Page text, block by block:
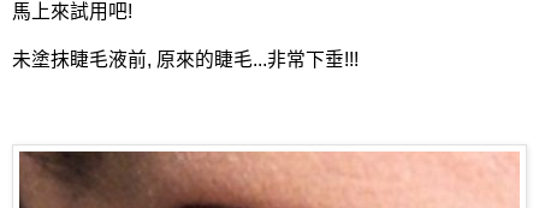
馬上來試用吧!
未塗抹睫毛液前, 原來的睫毛...非常下垂!!!